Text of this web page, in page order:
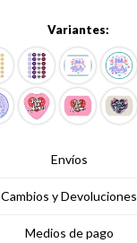
Variantes:
Envíos
Cambios y Devoluciones
Medios de pago